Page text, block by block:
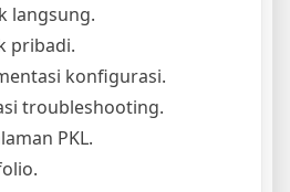
langsung.
pribadi.
konfigurasi.
troubleshooting.
PKL.